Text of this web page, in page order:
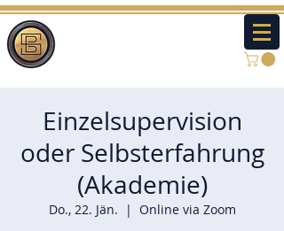
Einzelsupervision
oder Selbsterfahrung
(Akademie)
Do., 22. Jän.
  |
Online via Zoom